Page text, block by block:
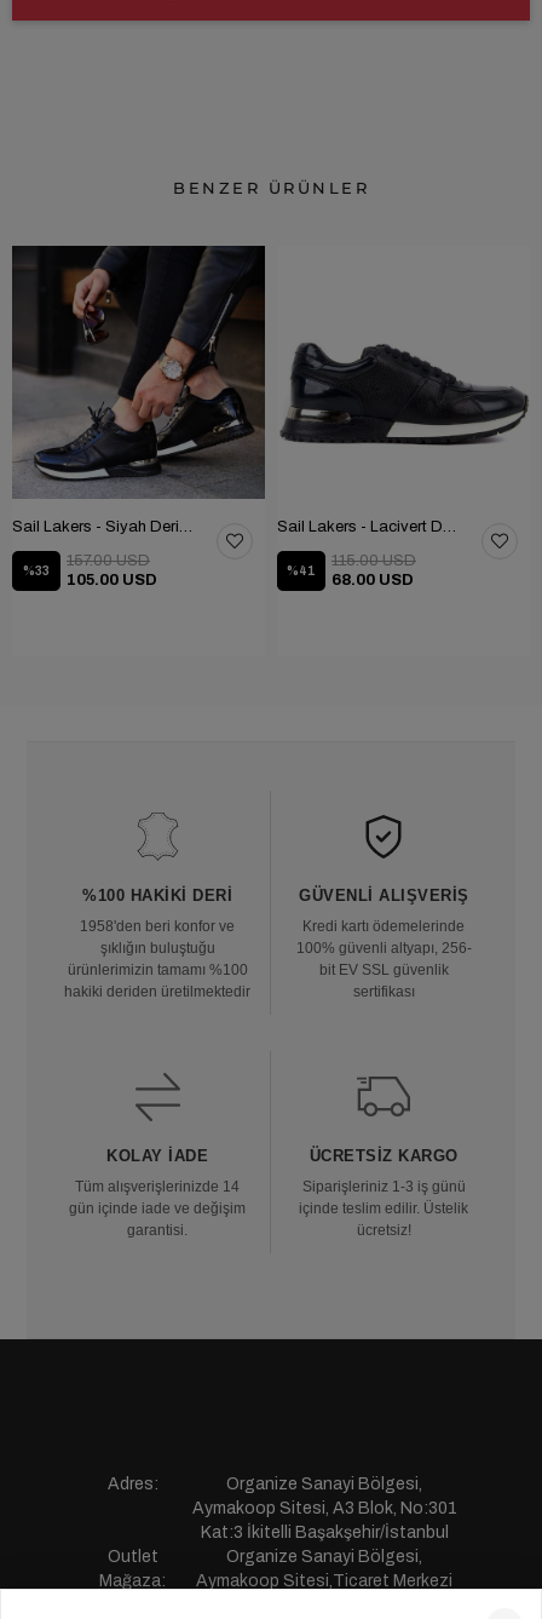
BENZER ÜRÜNLER
Sail Lakers - Siyah Deri Bağcıklı Erkek Günlük Ayakkabı 101-2782-51555
%33
105.00 USD
157.00 USD
Sail Lakers - Lacivert Deri Bağcıklı Erkek Günlük Ayakkabı 101-2782-51555
%41
68.00 USD
115.00 USD
%100 HAKIKI DERI
1958'den beri konfor ve
şıklığın buluştuğu
ürünlerimizin tamamı %100
hakiki deriden üretilmektedir
GÜVENLI ALIŞVERIŞ
Kredi kartı ödemelerinde
100% güvenli altyapı, 256-
bit EV SSL güvenlik
sertifikası
KOLAY İADE
Tüm alışverişlerinizde 14
gün içinde iade ve değişim
garantisi.
ÜCRETSIZ KARGO
Siparişleriniz 1-3 iş günü
içinde teslim edilir. Üstelik
ücretsiz!
Adres:
Organize Sanayi Bölgesi,
Aymakoop Sitesi, A3 Blok, No:301
Kat:3 İkitelli Başakşehir/İstanbul
Outlet
Mağaza:
Organize Sanayi Bölgesi,
Aymakoop Sitesi,Ticaret Merkezi